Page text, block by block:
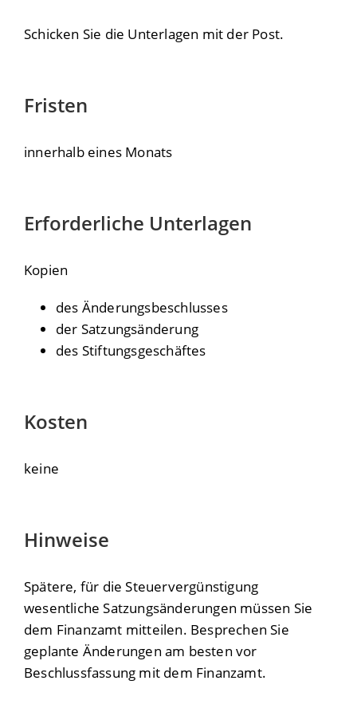
Schicken Sie die Unterlagen mit der Post.
Fristen
innerhalb eines Monats
Erforderliche Unterlagen
Kopien
des Änderungsbeschlusses
der Satzungsänderung
des Stiftungsgeschäftes
Kosten
keine
Hinweise
Spätere, für die Steuervergünstigung
wesentliche Satzungsänderungen müssen Sie
dem Finanzamt mitteilen. Besprechen Sie
geplante Änderungen am besten vor
Beschlussfassung mit dem Finanzamt.